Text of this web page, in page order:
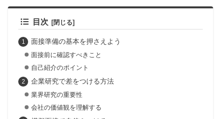
目次
面接準備の基本を押さえよう
面接前に確認すべきこと
自己紹介のポイント
企業研究で差をつける方法
業界研究の重要性
会社の価値観を理解する